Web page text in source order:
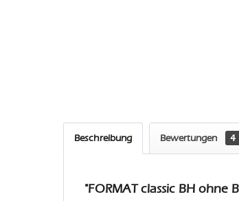
Beschreibung Bewertungen 4
"FORMAT classic BH ohne